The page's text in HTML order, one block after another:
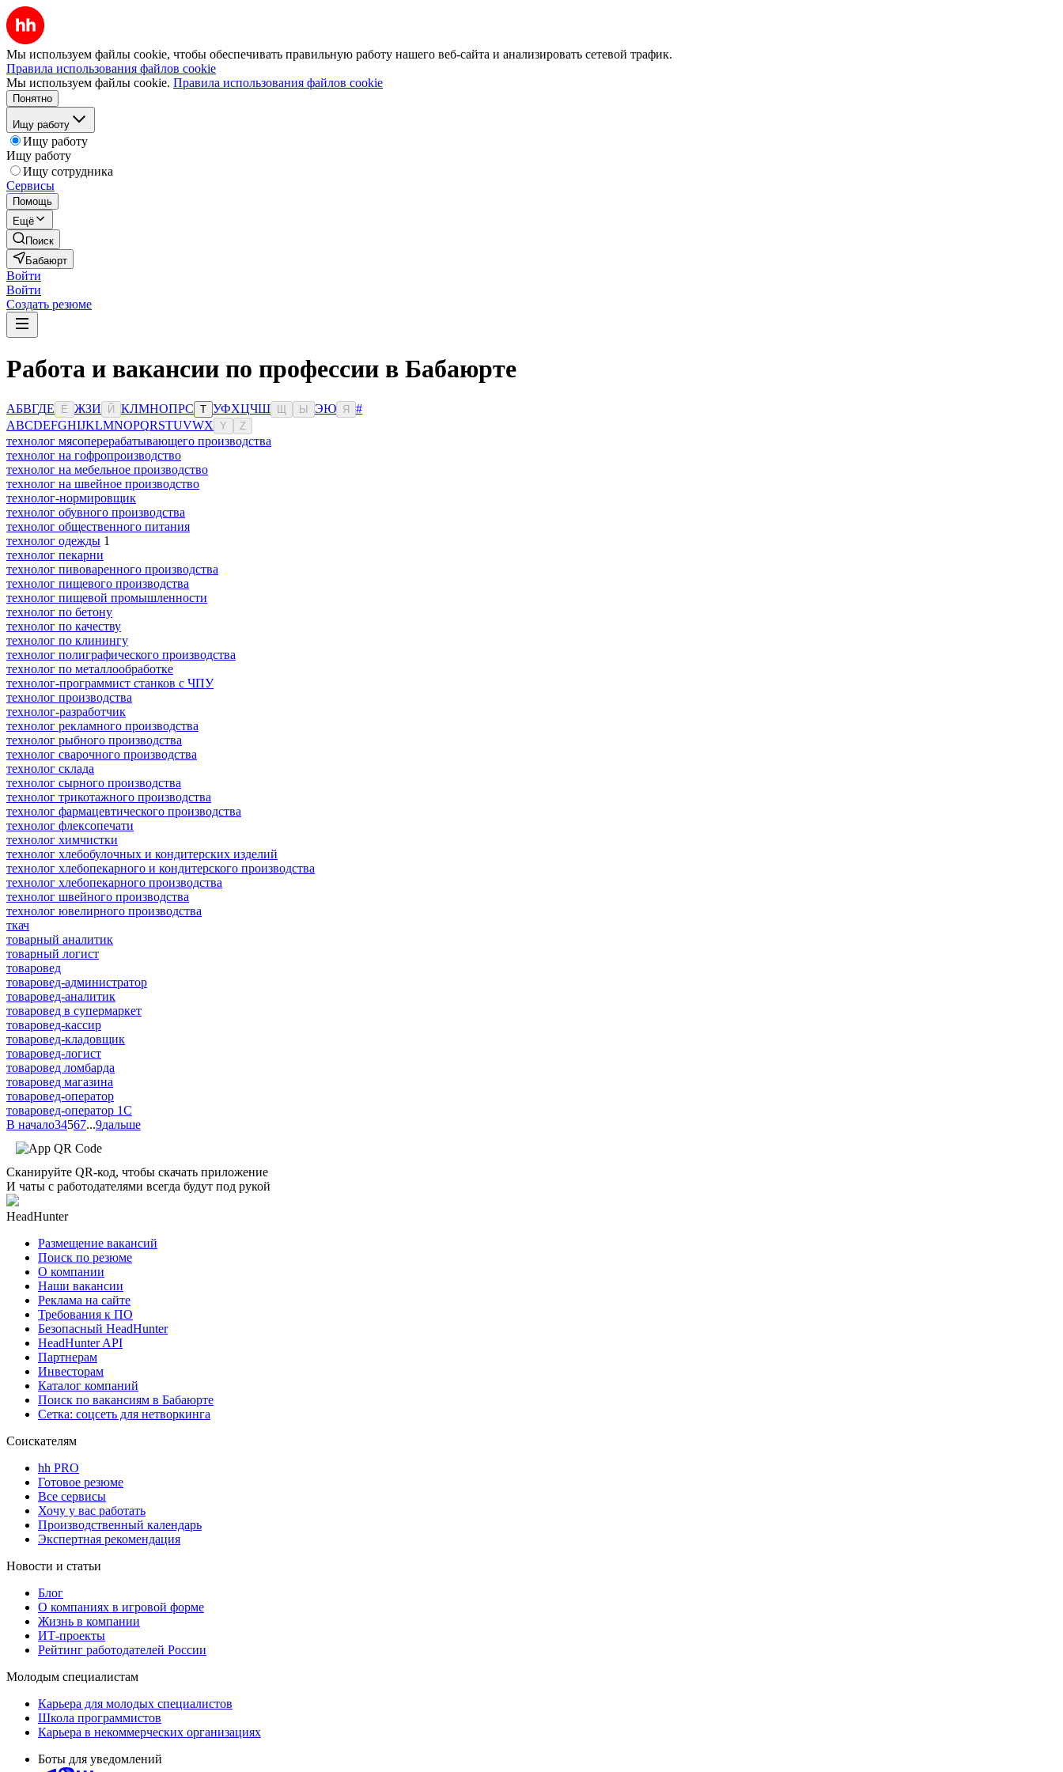
Мы используем файлы cookie, чтобы обеспечивать правильную работу нашего веб-сайта и анализировать сетевой трафик.
Правила использования файлов cookie
Мы используем файлы cookie. Правила использования файлов cookie
Понятно
Ищу работу
Ищу работу
Ищу работу
Ищу сотрудника
Сервисы
Помощь
Ещё
Поиск
Бабаюрт
Войти
Войти
Создать резюме
Работа и вакансии по профессии в Бабаюрте
АБВГДЕ Ё ЖЗИ Й КЛМНОПРС Т УФХЦЧШ Ы ЭЮ Я
#
ABCDEFGHIJKLMNOPQRSTUVWX Y Z
технолог мясоперерабатывающего производства
технолог на гофропроизводство
технолог на мебельное производство
технолог на швейное производство
технолог-нормировщик
технолог обувного производства
технолог общественного питания
технолог одежды 1
технолог пекарни
технолог пивоваренного производства
технолог пищевого производства
технолог пищевой промышленности
технолог по бетону
технолог по качеству
технолог по клинингу
технолог полиграфического производства
технолог по металлообработке
технолог-программист станков с ЧПУ
технолог производства
технолог-разработчик
технолог рекламного производства
технолог рыбного производства
технолог сварочного производства
технолог склада
технолог сырного производства
технолог трикотажного производства
технолог фармацевтического производства
технолог флексопечати
технолог химчистки
технолог хлебобулочных и кондитерских изделий
технолог хлебопекарного и кондитерского производства
технолог хлебопекарного производства
технолог швейного производства
технолог ювелирного производства
ткач
товарный аналитик
товарный логист
товаровед
товаровед-администратор
товаровед-аналитик
товаровед в супермаркет
товаровед-кассир
товаровед-кладовщик
товаровед-логист
товаровед ломбарда
товаровед магазина
товаровед-оператор
товаровед-оператор 1С
В начало34567...9дальше
Сканируйте QR-код, чтобы скачать приложение
И чаты с работодателями всегда будут под рукой
HeadHunter
Размещение вакансий
Поиск по резюме
О компании
Наши вакансии
Реклама на сайте
Требования к ПО
Безопасный HeadHunter
HeadHunter API
Партнерам
Инвесторам
Каталог компаний
Поиск по вакансиям в Бабаюрте
Сетка: соцсеть для нетворкинга
Соискателям
hh PRO
Готовое резюме
Все сервисы
Хочу у вас работать
Производственный календарь
Экспертная рекомендация
Новости и статьи
Блог
О компаниях в игровой форме
Жизнь в компании
ИТ-проекты
Рейтинг работодателей России
Молодым специалистам
Карьера для молодых специалистов
Школа программистов
Карьера в некоммерческих организациях
Боты для уведомлений